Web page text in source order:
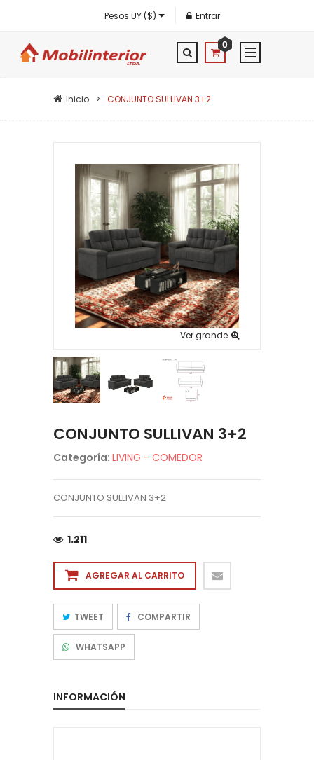
Pesos UY ($) Entrar
0
Inicio CONJUNTO SULLIVAN 3+2
Ver grande
CONJUNTO SULLIVAN 3+2
Categoría: LIVING - COMEDOR
CONJUNTO SULLIVAN 3+2
1.211
AGREGAR AL CARRITO
TWEET COMPARTIR
WHATSAPP
INFORMACIÓN